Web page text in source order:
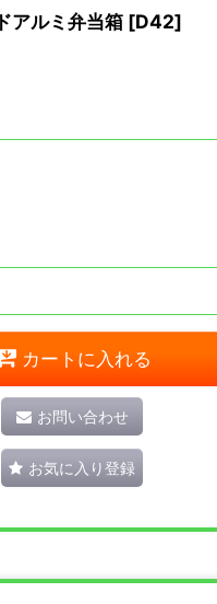
ルミ弁当箱 [D42]
カートに入れる
お問い合わせ
お気に入り登録